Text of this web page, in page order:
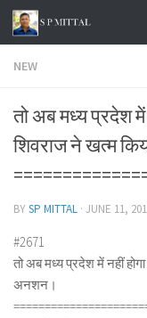
Skip to content
NEW
तो अब मध्य प्रदेश
शिवराज ने खत्म
BYSP MITTAL · JUNE 11,
#2671
तो अब मध्य प्रदेश में नहीं
अनशन।